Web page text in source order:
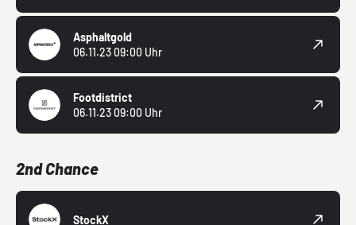
Asphaltgold
06.11.23 09:00 Uhr
Footdistrict
06.11.23 09:00 Uhr
2nd Chance
StockX